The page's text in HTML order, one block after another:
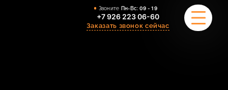
Звоните Пн-Вс: 09 - 19
+7 926 223 06-60
Заказать звонок сейчас